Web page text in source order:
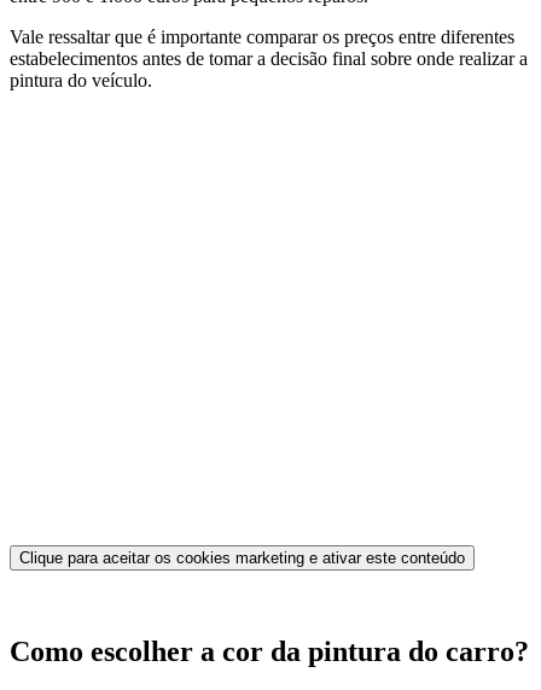
Vale ressaltar que é importante comparar os preços entre diferentes
estabelecimentos antes de tomar a decisão final sobre onde realizar a
pintura do veículo.
Clique para aceitar os cookies marketing e ativar este conteúdo
Como escolher a cor da pintura do carro?